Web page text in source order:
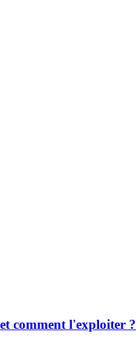
comment l'exploiter ?